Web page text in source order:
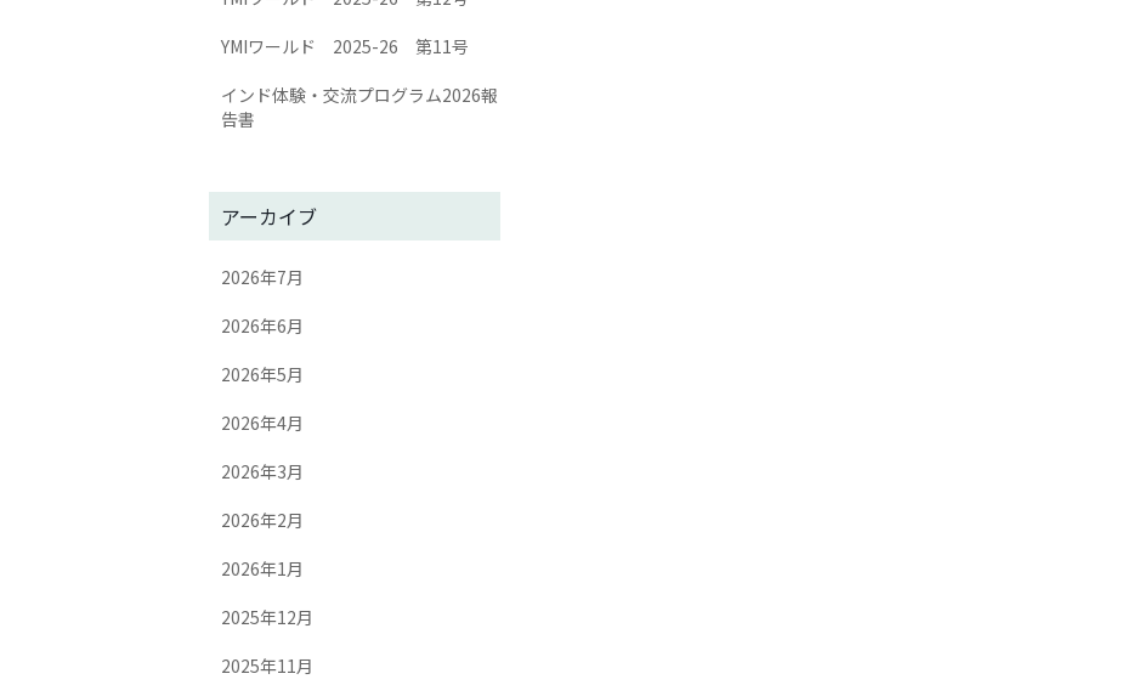
YMIワールド 2025-26 第11号
インド体験・交流プログラム2026報
告書
アーカイブ
2026年7月
2026年6月
2026年5月
2026年4月
2026年3月
2026年2月
2026年1月
2025年12月
2025年11月